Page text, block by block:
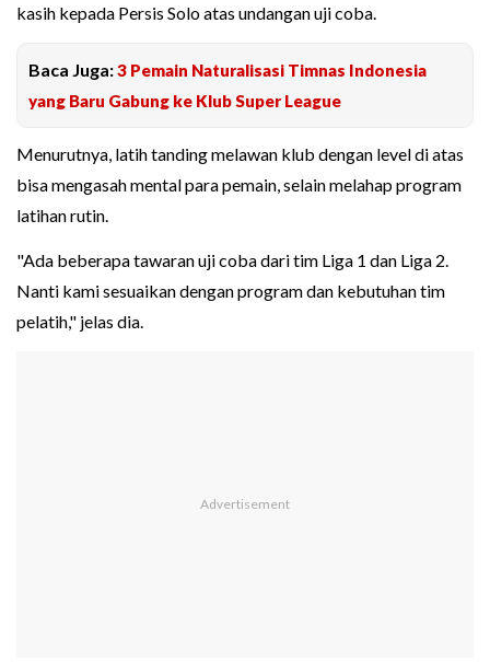
kasih kepada Persis Solo atas undangan uji coba.
Baca Juga:3 Pemain Naturalisasi Timnas Indonesia
yang Baru Gabung ke Klub Super League
Menurutnya, latih tanding melawan klub dengan level di atas
bisa mengasah mental para pemain, selain melahap program
latihan rutin.
"Ada beberapa tawaran uji coba dari tim Liga 1 dan Liga 2.
Nanti kami sesuaikan dengan program dan kebutuhan tim
pelatih," jelas dia.